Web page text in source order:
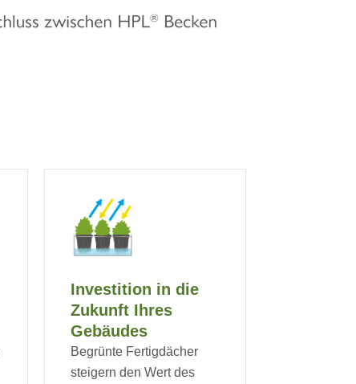
Investition in die
Zukunft Ihres
Gebäudes
Begrünte Fertigdächer
steigern den Wert des